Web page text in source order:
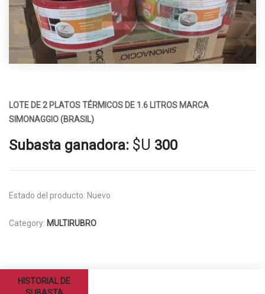
LOTE DE 2 PLATOS TÉRMICOS DE 1.6 LITROS MARCA
SIMONAGGIO (BRASIL)
Subasta ganadora: $U 300
Estado del producto: Nuevo
Category: MULTIRUBRO
HISTORIAL DE